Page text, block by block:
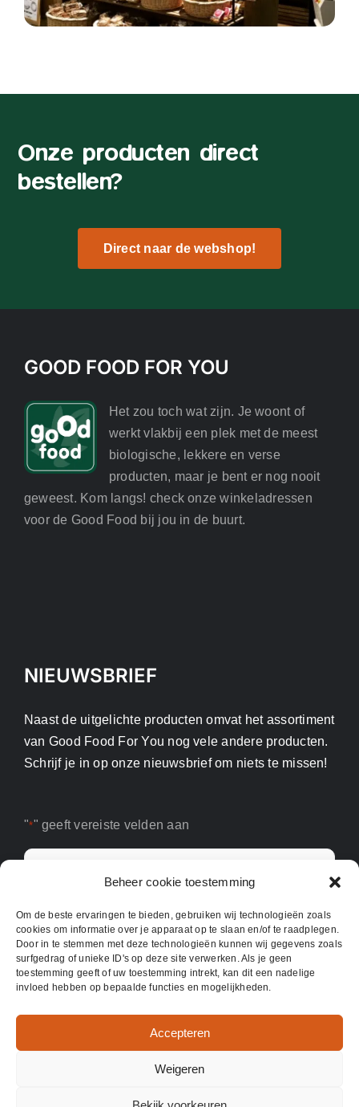
Beheer cookie toestemming
Om de beste ervaringen te bieden, gebruiken wij technologieën zoals
cookies om informatie over je apparaat op te slaan en/of te raadplegen.
Door in te stemmen met deze technologieën kunnen wij gegevens zoals
surfgedrag of unieke ID's op deze site verwerken. Als je geen
toestemming geeft of uw toestemming intrekt, kan dit een nadelige
invloed hebben op bepaalde functies en mogelijkheden.
Accepteren
Weigeren
Onze producten direct
bestellen?
Direct naar de webshop!
GOOD FOOD FOR YOU
Het zou toch wat zijn. Je woont of
werkt vlakbij een plek met de meest
biologische, lekkere en verse
producten, maar je bent er nog nooit
geweest. Kom langs! check onze winkeladressen
voor de Good Food bij jou in de buurt.
NIEUWSBRIEF
Naast de uitgelichte producten omvat het assortiment
van Good Food For You nog vele andere producten.
Schrijf je in op onze nieuwsbrief om niets te missen!
"*" geeft vereiste velden aan
E-